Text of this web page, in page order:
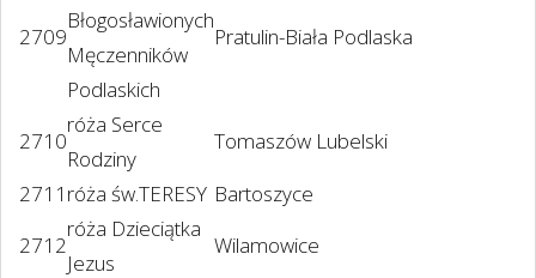
2709
Błogosławionych
Męczenników
Podlaskich
Pratulin-Biała Podlaska
2710
róża Serce
Rodziny
Tomaszów Lubelski
2711 róża św.TERESY Bartoszyce
2712
róża Dzieciątka
Jezus
Wilamowice